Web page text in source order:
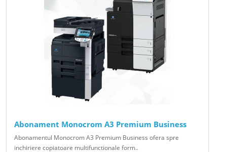
Abonament Monocrom A3 Premium Business
Abonamentul Monocrom A3 Premium Business ofera spre
inchiriere copiatoare multifunctionale form..